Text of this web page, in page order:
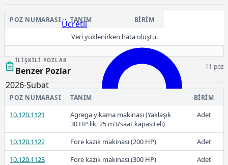
Ücretli
2026-Şubat
Ücretli
POZ NUMARASI TANIM BIRIM
Veri yüklenirken hata oluştu.
İLIŞKILI POZLAR
Benzer Pozlar 11 poz
POZ NUMARASI TANIM BIRIM
10.120.1121
Agrega yıkama makinası (Yaklaşık
30 HP lik, 25 m3/saat kapasiteli)
Adet
10.120.1122 Fore kazık makinası (200 HP)
Adet
10.120.1123
Fore kazık makinası (300 HP)
Adet